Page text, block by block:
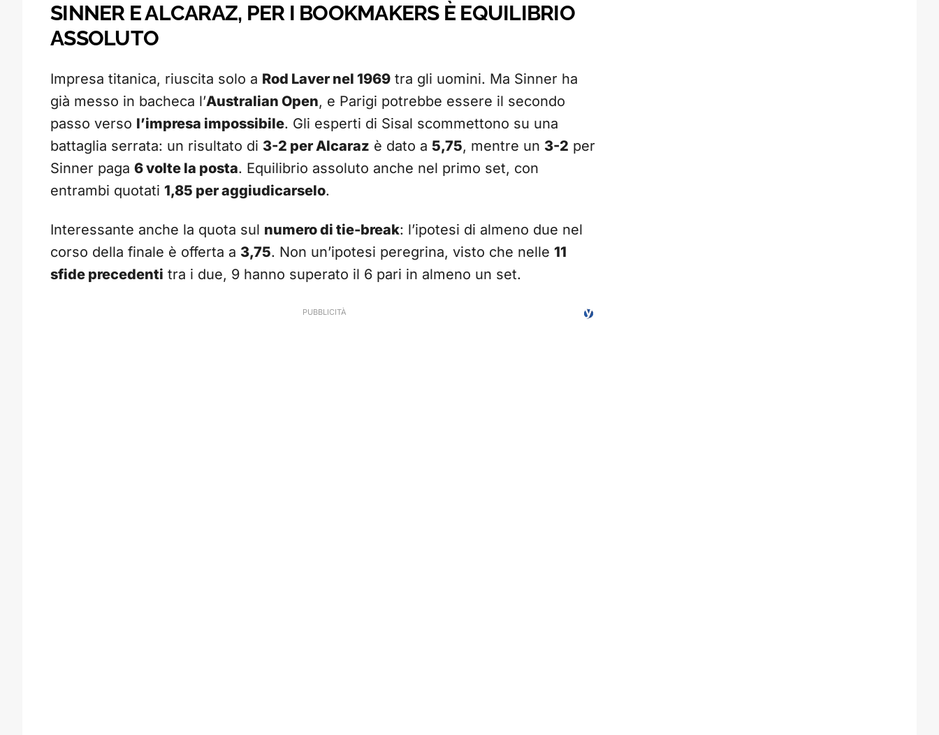
SINNER E ALCARAZ, PER I BOOKMAKERS È EQUILIBRIO
ASSOLUTO
Impresa titanica, riuscita solo a Rod Laver nel 1969 tra gli uomini. Ma Sinner ha
già messo in bacheca l’Australian Open, e Parigi potrebbe essere il secondo
passo verso l’impresa impossibile. Gli esperti di Sisal scommettono su una
battaglia serrata: un risultato di 3-2 per Alcaraz è dato a 5,75, mentre un 3-2 per
Sinner paga 6 volte la posta. Equilibrio assoluto anche nel primo set, con
entrambi quotati 1,85 per aggiudicarselo.
Interessante anche la quota sul numero di tie-break: l’ipotesi di almeno due nel
corso della finale è offerta a 3,75. Non un’ipotesi peregrina, visto che nelle 11
sfide precedenti tra i due, 9 hanno superato il 6 pari in almeno un set.